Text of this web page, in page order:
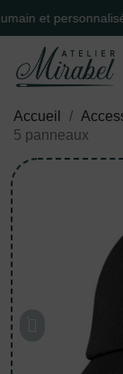
personnalisé
Accueil
5 panneaux